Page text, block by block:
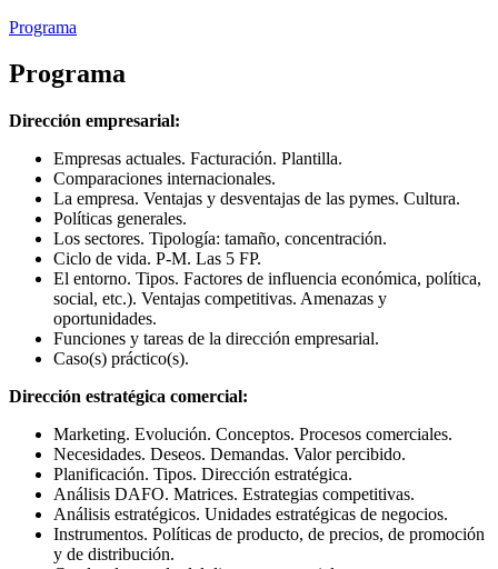
Programa
Programa
Dirección empresarial:
Empresas actuales. Facturación. Plantilla.
Comparaciones internacionales.
La empresa. Ventajas y desventajas de las pymes. Cultura.
Políticas generales.
Los sectores. Tipología: tamaño, concentración.
Ciclo de vida. P-M. Las 5 FP.
El entorno. Tipos. Factores de influencia económica, política,
social, etc.). Ventajas competitivas. Amenazas y
oportunidades.
Funciones y tareas de la dirección empresarial.
Caso(s) práctico(s).
Dirección estratégica comercial:
Marketing. Evolución. Conceptos. Procesos comerciales.
Necesidades. Deseos. Demandas. Valor percibido.
Planificación. Tipos. Dirección estratégica.
Análisis DAFO. Matrices. Estrategias competitivas.
Análisis estratégicos. Unidades estratégicas de negocios.
Instrumentos. Políticas de producto, de precios, de promoción
y de distribución.